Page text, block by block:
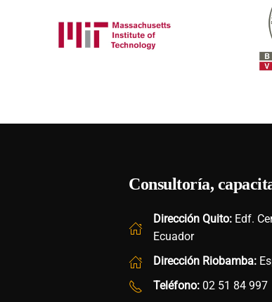
Consultoría,
Dirección Quito: Edf.
Ecuador
Dirección Riobamba:
Teléfono: 02 51 84 997